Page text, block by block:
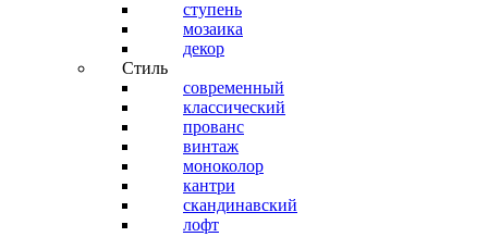
ступень
мозаика
декор
Стиль
современный
классический
прованс
винтаж
моноколор
кантри
скандинавский
лофт